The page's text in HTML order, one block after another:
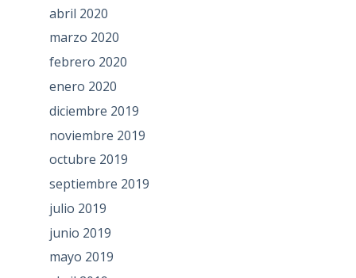
abril 2020
marzo 2020
febrero 2020
enero 2020
diciembre 2019
noviembre 2019
octubre 2019
septiembre 2019
julio 2019
junio 2019
mayo 2019